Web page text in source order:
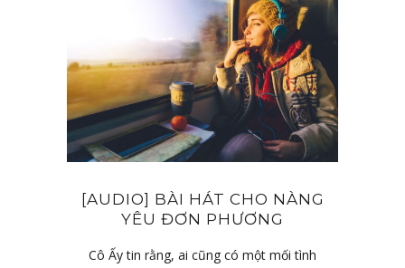
[AUDIO] BÀI HÁT CHO NÀNG
YÊU ĐƠN PHƯƠNG
Cô Ấy tin rằng, ai cũng có một mối tình